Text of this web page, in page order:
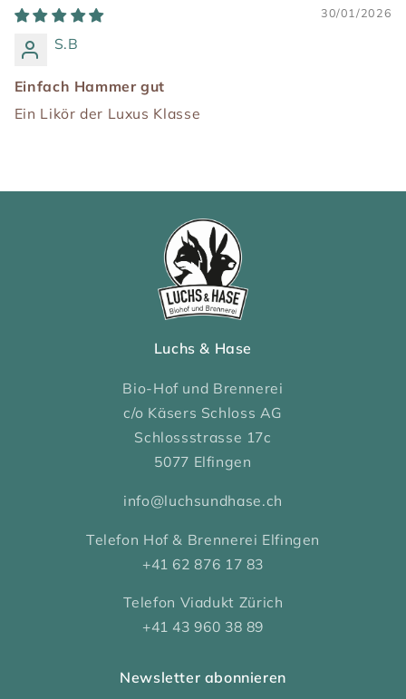
30/01/2026
S.B
Einfach Hammer gut
Ein Likör der Luxus Klasse
Luchs & Hase
Bio-Hof und Brennerei
c/o Käsers Schloss AG
Schlossstrasse 17c
5077 Elfingen
info@luchsundhase.ch
Telefon Hof & Brennerei Elfingen
+41 62 876 17 83
Telefon Viadukt Zürich
+41 43 960 38 89
Newsletter abonnieren